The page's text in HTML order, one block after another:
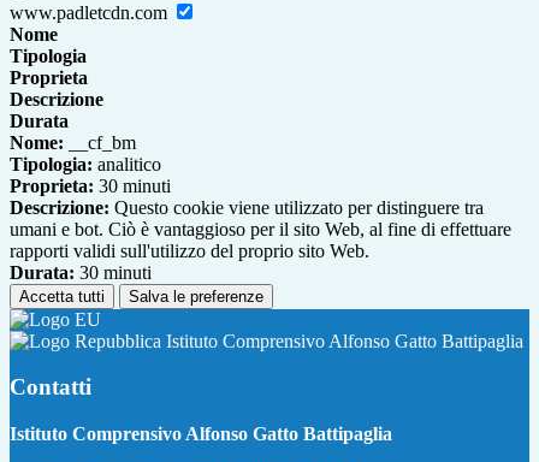
www.padletcdn.com
Nome
Tipologia
Proprieta
Descrizione
Durata
Nome: __cf_bm
Tipologia: analitico
Proprieta: 30 minuti
Descrizione: Questo cookie viene utilizzato per distinguere tra
umani e bot. Ciò è vantaggioso per il sito Web, al fine di effettuare
rapporti validi sull'utilizzo del proprio sito Web.
Durata: 30 minuti
Accetta tutti Salva le preferenze
Istituto Comprensivo Alfonso Gatto Battipaglia
Contatti
Istituto Comprensivo Alfonso Gatto Battipaglia